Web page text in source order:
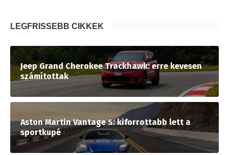
LEGFRISSEBB CIKKEK
Jeep Grand Cherokee Trackhawk: erre kevesen
számítottak
Aston Martin Vantage S: kiforrottabb lett a
sportkupé